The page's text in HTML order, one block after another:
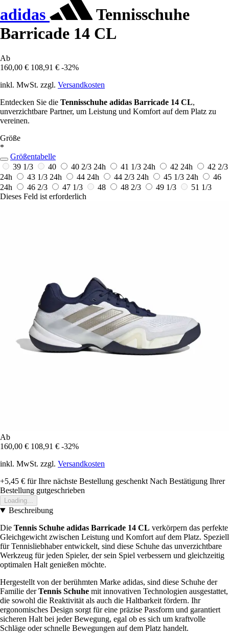
adidas
Tennisschuhe
Barricade 14 CL
Ab
160,00 € 108,91 € -32%
inkl. MwSt. zzgl. Versandkosten
Entdecken Sie die Tennisschuhe adidas Barricade 14 CL,
unverzichtbare Partner, um Leistung und Komfort auf dem Platz zu
vereinen.
Größe
*
Größentabelle
39 1/3
40 40 2/3 24h 41 1/3 24h 42 24h
42 2/3
24h
43 1/3 24h 44 24h 44 2/3 24h 45 1/3 24h
46
24h
46 2/3 47 1/3 48 48 2/3 49 1/3
51 1/3
Dieses Feld ist erforderlich
Ab
160,00 € 108,91 € -32%
inkl. MwSt. zzgl. Versandkosten
+5,45 € für Ihre nächste Bestellung geschenkt Nach Bestätigung Ihrer
Bestellung gutgeschrieben
Loading...
Beschreibung
Die Tennis Schuhe adidas Barricade 14 CL verkörpern das perfekte
Gleichgewicht zwischen Leistung und Komfort auf dem Platz. Speziell
für Tennisliebhaber entwickelt, sind diese Schuhe das unverzichtbare
Werkzeug für jeden Spieler, der sein Spiel verbessern und gleichzeitig
optimalen Halt genießen möchte.
Hergestellt von der berühmten Marke adidas, sind diese Schuhe der
Familie derTennis Schuhe mit innovativen Technologien ausgestattet,
die sowohl die Reaktivität als auch die Haltbarkeit fördern. Ihr
ergonomisches Design sorgt für eine präzise Passform und garantiert
sicheren Halt bei jeder Bewegung, egal ob es sich um kraftvolle
Schläge oder schnelle Bewegungen auf dem Platz handelt.